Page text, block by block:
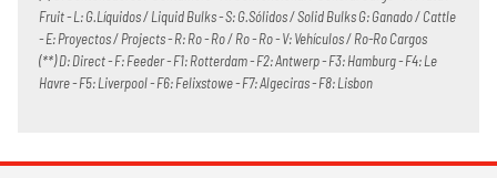
Fruit - L: G.Líquidos / Liquid Bulks - S: G.Sólidos / Solid Bulks G: Ganado / Cattle
- E: Proyectos / Projects - R: Ro - Ro / Ro - Ro - V: Vehículos / Ro-Ro Cargos
(**) D: Direct - F: Feeder - F1: Rotterdam - F2: Antwerp - F3: Hamburg - F4: Le
Havre - F5: Liverpool - F6: Felixstowe - F7: Algeciras - F8: Lisbon